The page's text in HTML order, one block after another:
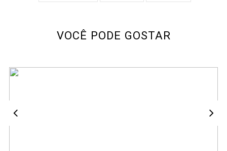
VOCÊ PODE GOSTAR